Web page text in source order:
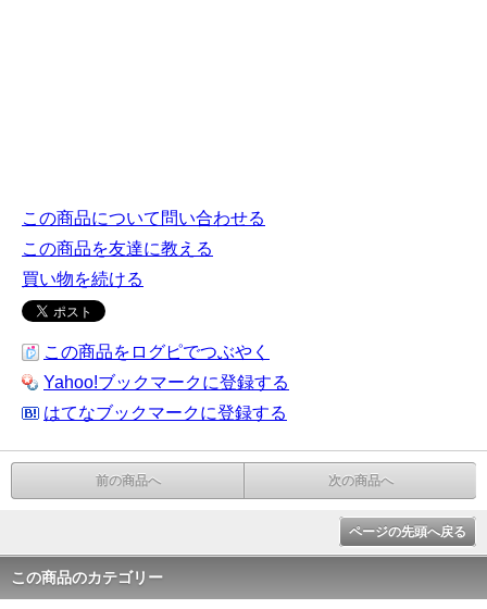
この商品について問い合わせる
この商品を友達に教える
買い物を続ける
この商品をログピでつぶやく
Yahoo!ブックマークに登録する
はてなブックマークに登録する
前の商品へ 次の商品へ
ページの先頭へ戻る
この商品のカテゴリー